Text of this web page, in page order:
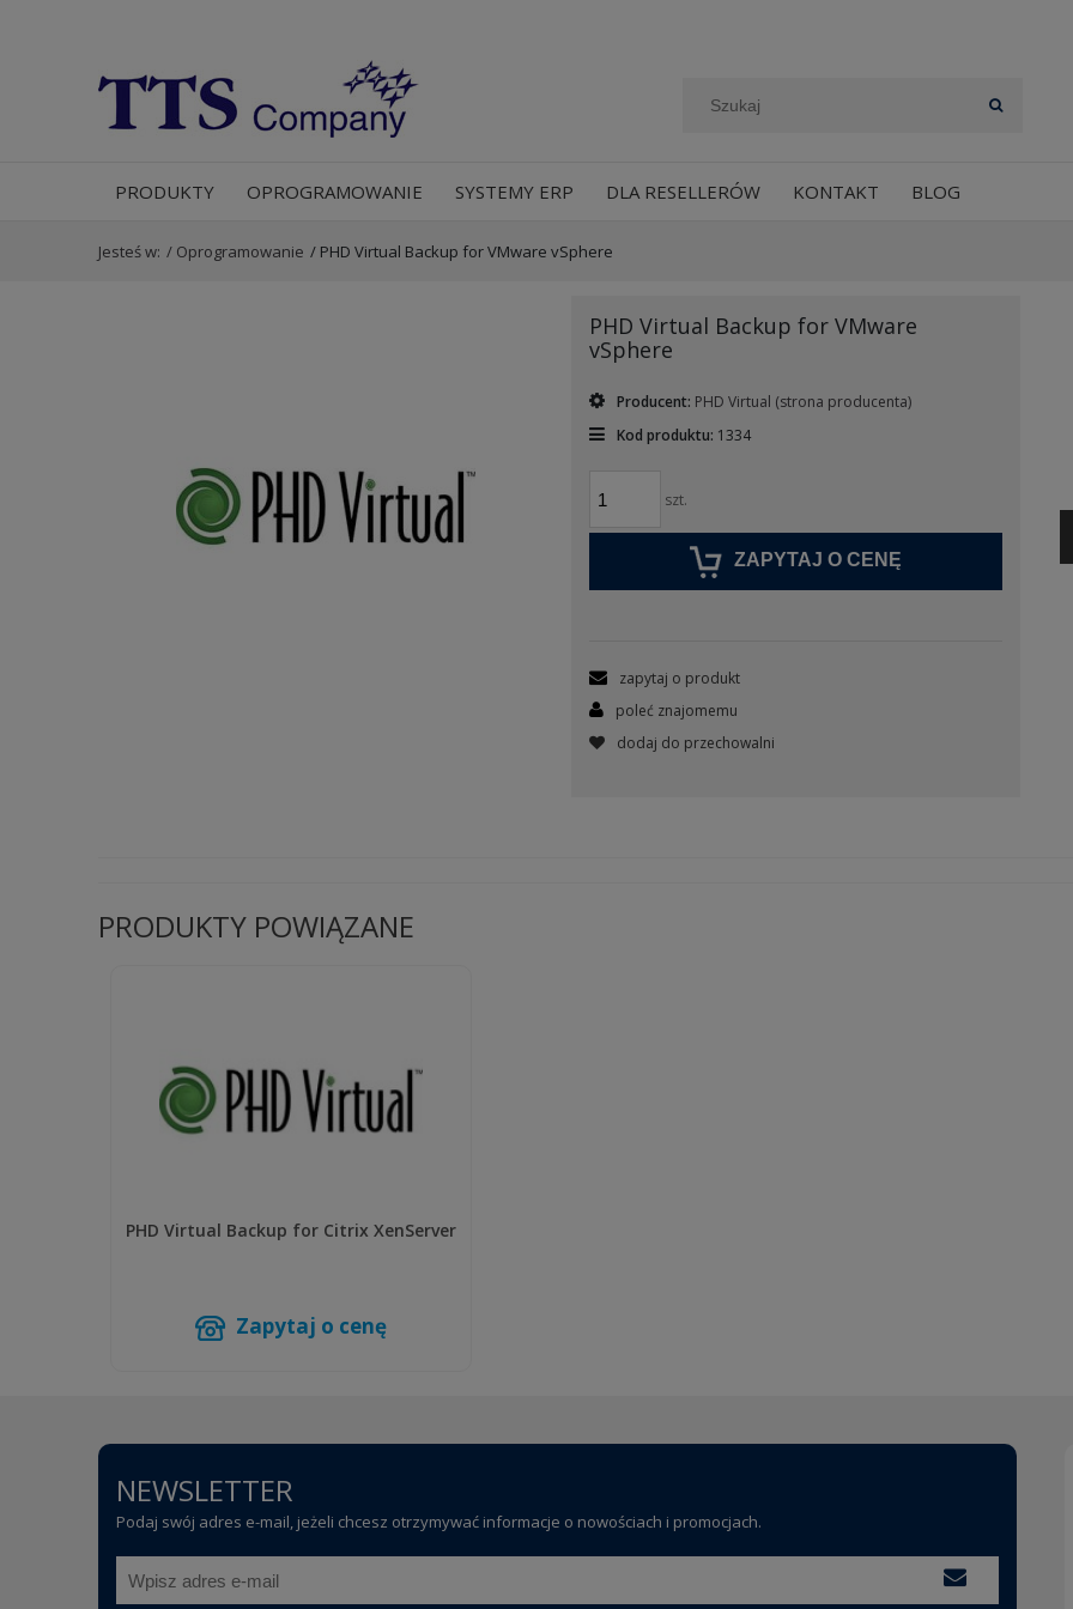
PRODUKTY OPROGRAMOWANIE SYSTEMY ERP DLA RESELLERÓW KONTAKT BLOG
Jesteś w: / Oprogramowanie / PHD Virtual Backup for VMware vSphere
PHD Virtual Backup for VMware
vSphere
Producent: PHD Virtual (strona producenta)
Kod produktu: 1334
szt.
ZAPYTAJ O CENĘ
zapytaj o produkt
poleć znajomemu
dodaj do przechowalni
PRODUKTY POWIĄZANE
PHD Virtual Backup for Citrix XenServer
Zapytaj o cenę
NEWSLETTER
Podaj swój adres e-mail, jeżeli chcesz otrzymywać informacje o nowościach i promocjach.